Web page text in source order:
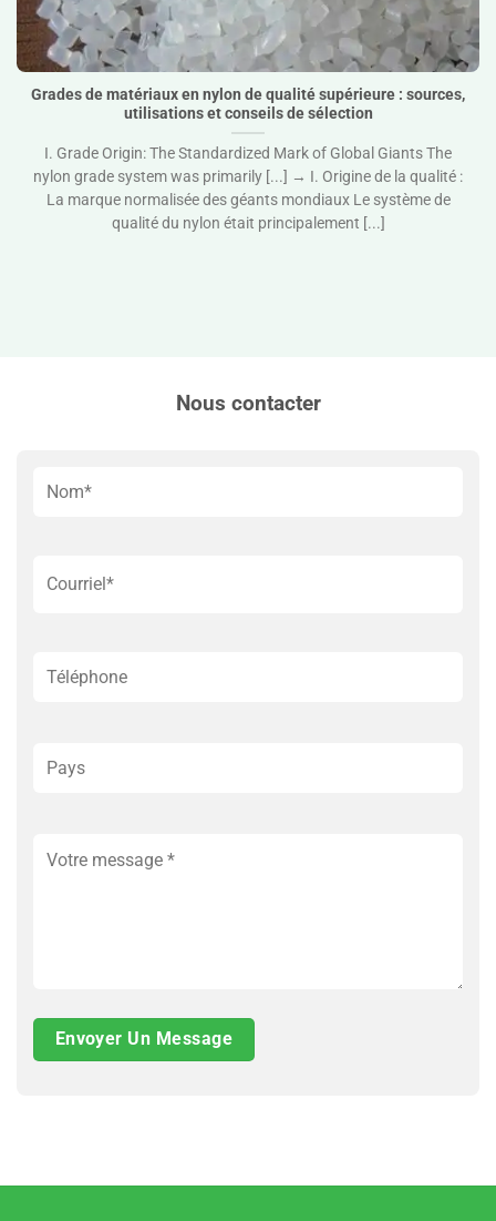
Grades de matériaux en nylon de qualité supérieure :
sources, utilisations et conseils de sélection">
Grades de matériaux en nylon de qualité supérieure : sources,
utilisations et conseils de sélection
I. Grade Origin: The Standardized Mark of Global Giants The
nylon grade system was primarily [...] → I. Origine de la qualité :
La marque normalisée des géants mondiaux Le système de
qualité du nylon était principalement [...]
Nous contacter